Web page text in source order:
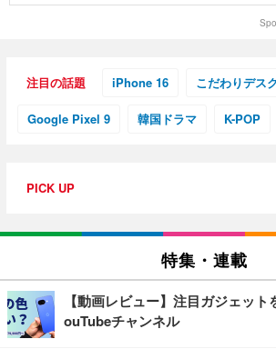
注目の話題 iPhone 16 こだわりデス
Google Pixel 9 韓国ドラマ K-POP
PICK UP
特集・連載
【動画レビュー】注目ガジェッ
ouTubeチャンネル